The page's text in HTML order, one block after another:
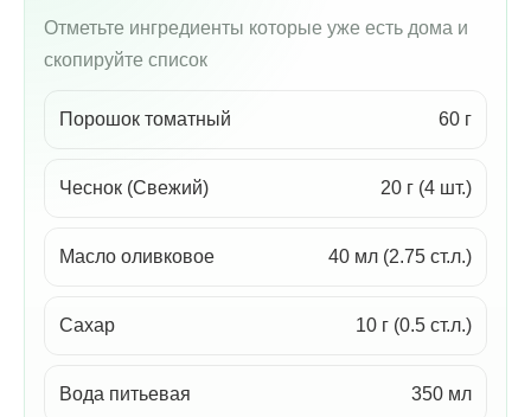
Отметьте ингредиенты которые уже есть дома и
скопируйте список
Порошок томатный 60 г
Чеснок (Свежий) 20 г (4 шт.)
Масло оливковое 40 мл (2.75 ст.л.)
Сахар 10 г (0.5 ст.л.)
Вода питьевая 350 мл